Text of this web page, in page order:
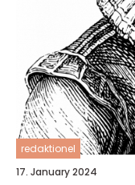
redaktionel
17. January 2024